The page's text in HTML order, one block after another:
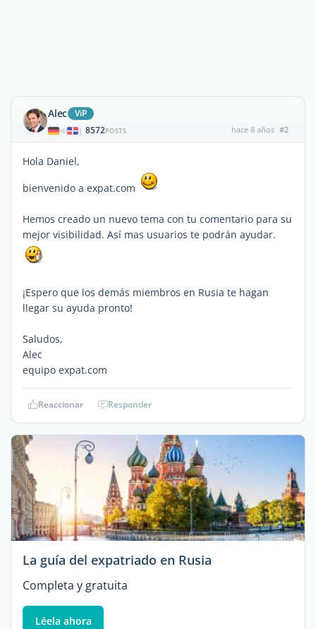
Alec ViP
| 8572POSTS hace 8 años #2
Hola Daniel,
bienvenido a expat.com
Hemos creado un nuevo tema con tu comentario para su
mejor visibilidad. Así mas usuarios te podrán ayudar.
¡Espero que los demás miembros en Rusia te hagan
llegar su ayuda pronto!
Saludos,
Alec
equipo expat.com
Reaccionar Responder
La guía del expatriado en Rusia
Completa y gratuita
Léela ahora